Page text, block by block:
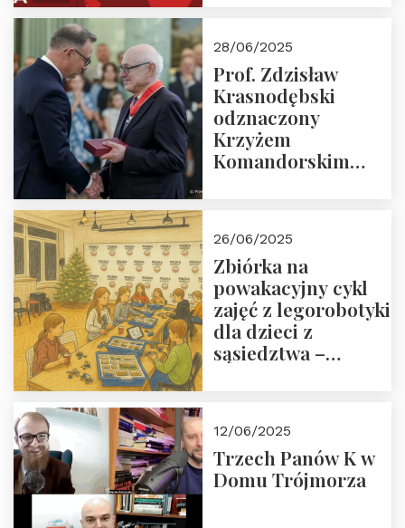
28/06/2025
Prof. Zdzisław
Krasnodębski
odznaczony
Krzyżem
Komandorskim
26/06/2025
Zbiórka na
powakacyjny cykl
zajęć z legorobotyki
dla dzieci z
sąsiedztwa –
Fundacji
12/06/2025
Trzech Panów K w
Domu Trójmorza